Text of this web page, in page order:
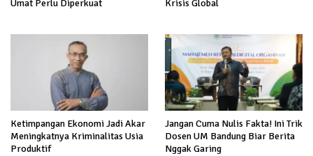
Umat Perlu Diperkuat
Krisis Global
Ketimpangan Ekonomi Jadi Akar
Meningkatnya Kriminalitas Usia
Produktif
Jangan Cuma Nulis Fakta! Ini Trik
Dosen UM Bandung Biar Berita
Nggak Garing